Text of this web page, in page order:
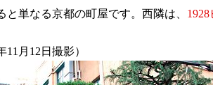
単なる京都の町屋です。西隣は、
月12日撮影）